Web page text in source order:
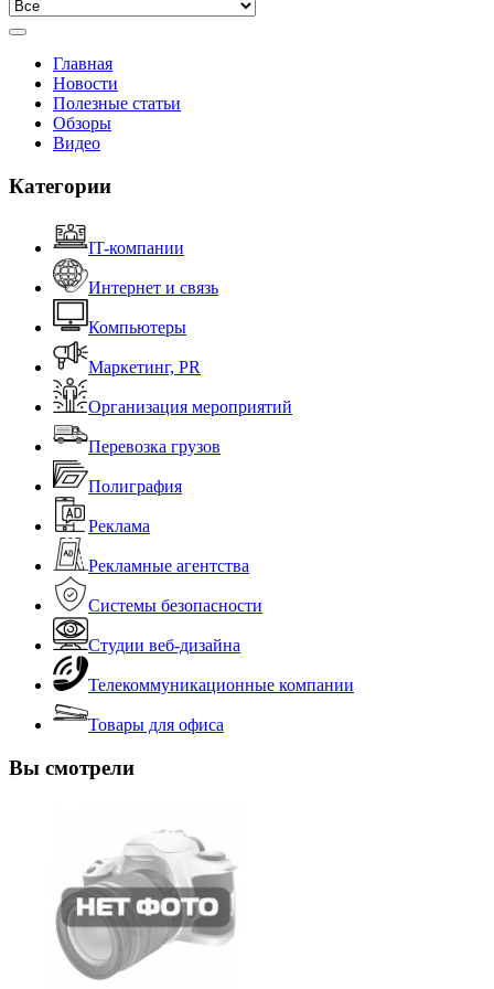
Главная
Новости
Полезные статьи
Обзоры
Видео
Категории
IT-компании
Интернет и связь
Компьютеры
Маркетинг, PR
Организация мероприятий
Перевозка грузов
Полиграфия
Реклама
Рекламные агентства
Системы безопасности
Студии веб-дизайна
Телекоммуникационные компании
Товары для офиса
Вы смотрели